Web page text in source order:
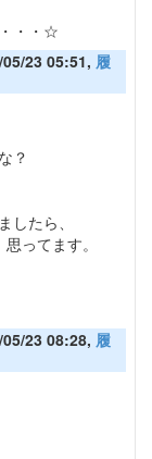
・・☆
23 05:51, 履
？
たら、
ってます。
23 08:28, 履